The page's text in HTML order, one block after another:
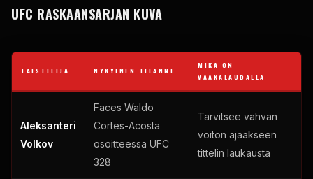
UFC RASKAANSARJAN KUVA
TAISTELIJA NYKYINEN TILANNE
MIKÄ ON
VAAKALAUDALLA
Aleksanteri
Volkov
Faces Waldo
Cortes-Acosta
osoitteessa UFC
328
Tarvitsee vahvan
voiton ajaakseen
tittelin laukausta